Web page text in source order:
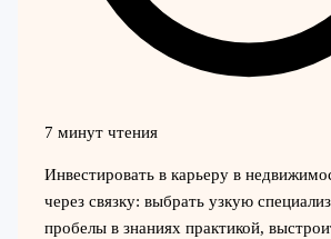
7 минут чтения
Инвестировать в карьеру в
через связку: выбрать узкую
пробелы в знаниях практикой,